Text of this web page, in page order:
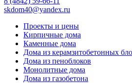
skdom40@yandex.ru
Проекты и цены
Кирпичные дома
Каменные дома
Дома из керамзитобетонных
Дома из пеноблоков
Монолитные дома
Дома из газобетона